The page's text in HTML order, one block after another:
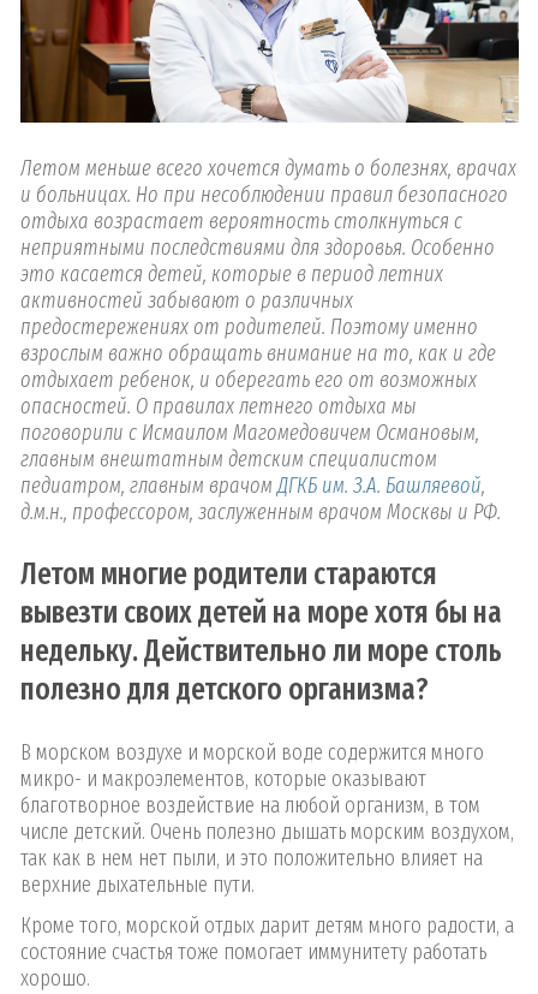
Летом меньше всего хочется думать о болезнях, врачах
и больницах. Но при несоблюдении правил безопасного
отдыха возрастает вероятность столкнуться с
неприятными последствиями для здоровья. Особенно
это касается детей, которые в период летних
активностей забывают о различных
предостережениях от родителей. Поэтому именно
взрослым важно обращать внимание на то, как и где
отдыхает ребенок, и оберегать его от возможных
опасностей. О правилах летнего отдыха мы
поговорили с Исмаилом Магомедовичем Османовым,
главным внештатным детским специалистом
педиатром, главным врачомДГКБ им. З.А. Башляевой,
д.м.н., профессором, заслуженным врачом Москвы и РФ.
Летом многие родители стараются
вывезти своих детей на море хотя бы на
недельку. Действительно ли море столь
полезно для детского организма?
В морском воздухе и морской воде содержится много
микро- и макроэлементов, которые оказывают
благотворное воздействие на любой организм, в том
числе детский. Очень полезно дышать морским воздухом,
так как в нем нет пыли, и это положительно влияет на
верхние дыхательные пути.
Кроме того, морской отдых дарит детям много радости, а
состояние счастья тоже помогает иммунитету работать
хорошо.